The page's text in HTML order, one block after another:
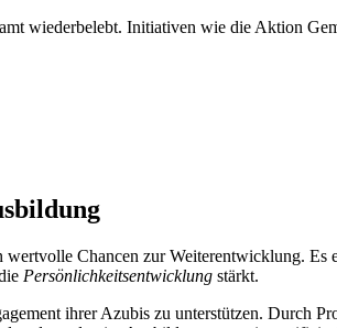
wiederbelebt. Initiativen wie die Aktion
Chancen zur Weiterentwicklung. Es
Persönlichkeitsentwicklung stärkt.
ihrer Azubis zu unterstützen. Durch